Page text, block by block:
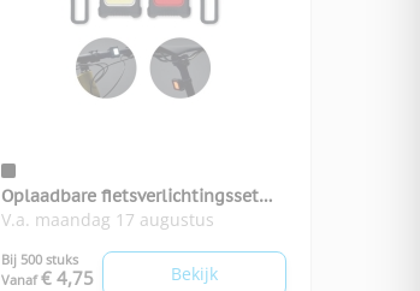
Oplaadbare fietsverlichtingsset
Blight
V.a. maandag 17 augustus
Bij 500 stuks
Vanaf € 4,75 Bekijk